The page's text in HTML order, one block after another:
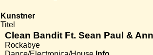
Kunstner
Titel
Clean Bandit Ft. Sean Paul &
Rockabye